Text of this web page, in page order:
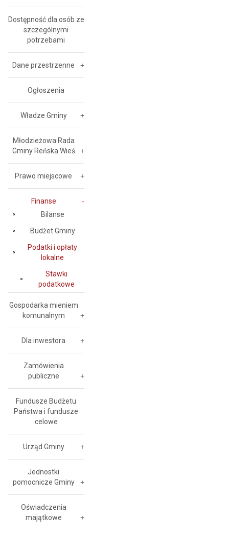
Dostępność dla osób ze
szczególnymi
potrzebami
Dane przestrzenne
Ogłoszenia
Władze Gminy
Młodzieżowa Rada
Gminy Reńska Wieś
Prawo miejscowe
Finanse
Bilanse
Budżet Gminy
Podatki i opłaty
lokalne
Stawki
podatkowe
Gospodarka mieniem
komunalnym
Dla inwestora
Zamówienia
publiczne
Fundusze Budżetu
Państwa i fundusze
celowe
Urząd Gminy
Jednostki
pomocnicze Gminy
Oświadczenia
majątkowe